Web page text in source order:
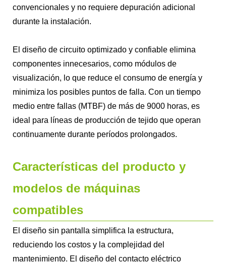
convencionales y no requiere depuración adicional
durante la instalación.
El diseño de circuito optimizado y confiable elimina
componentes innecesarios, como módulos de
visualización, lo que reduce el consumo de energía y
minimiza los posibles puntos de falla. Con un tiempo
medio entre fallas (MTBF) de más de 9000 horas, es
ideal para líneas de producción de tejido que operan
continuamente durante períodos prolongados.
Características del producto y
modelos de máquinas
compatibles
El diseño sin pantalla simplifica la estructura,
reduciendo los costos y la complejidad del
mantenimiento. El diseño del contacto eléctrico